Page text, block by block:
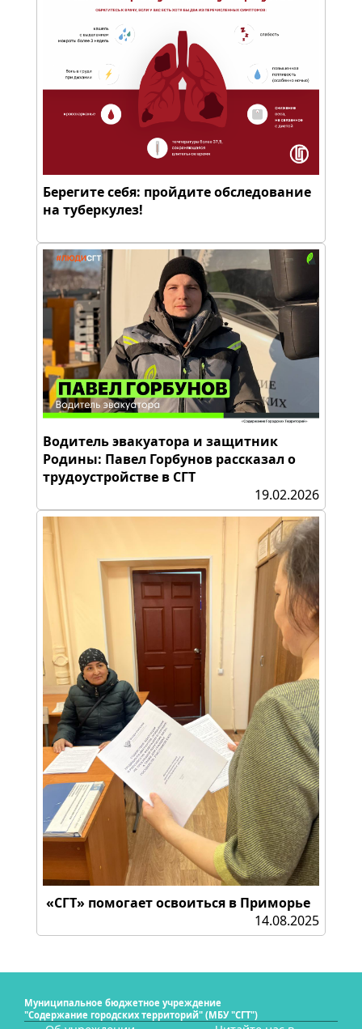
Берегите себя: пройдите обследование
на туберкулез!
Водитель эвакуатора и защитник
Родины: Павел Горбунов рассказал о
трудоустройстве в СГТ
19.02.2026
«СГТ» помогает освоиться в Приморье
14.08.2025
Муниципальное бюджетное учреждение
"Содержание городских территорий" (МБУ "СГТ")